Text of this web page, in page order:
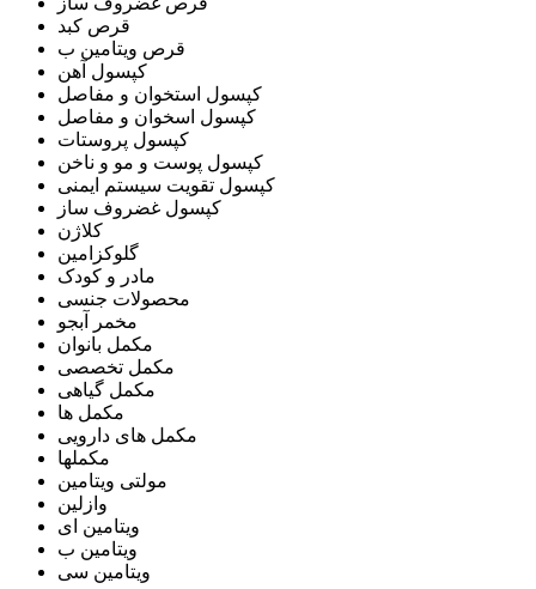
قرص کبد
قرص ویتامین ب
کپسول آهن
کپسول استخوان و مفاصل
کپسول اسخوان و مفاصل
کپسول پروستات
کپسول پوست و مو و ناخن
کپسول تقویت سیستم ایمنی
کپسول غضروف ساز
کلاژن
گلوکزامین
مادر و کودک
محصولات جنسی
مخمر آبجو
مکمل بانوان
مکمل تخصصی
مکمل گیاهی
مکمل ها
مکمل های دارویی
مکملها
مولتی ویتامین
وازلین
ویتامین ای
ویتامین ب
ویتامین سی